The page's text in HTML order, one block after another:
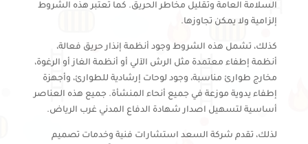
السلامة العامة وتقليل مخاطر الحريق. كما تُعتبر هذه الشروط
إلزامية ولا يمكن تجاوزها.
كذلك، تشمل هذه الشروط وجود أنظمة إنذار حريق فعالة،
أنظمة إطفاء معتمدة مثل الرش الآلي أو أنظمة الغاز أو الرغوة،
مخارج طوارئ مناسبة، وجود لوحات إرشادية للطوارئ، وأجهزة
إطفاء يدوية موزعة في جميع أنحاء المنشأة. جميع هذه العناصر
أساسية لتسهيل اصدار شهادة الدفاع المدني غرب الرياض.
لذلك، تقدم شركة السعد استشارات فنية وخدمات تصميم